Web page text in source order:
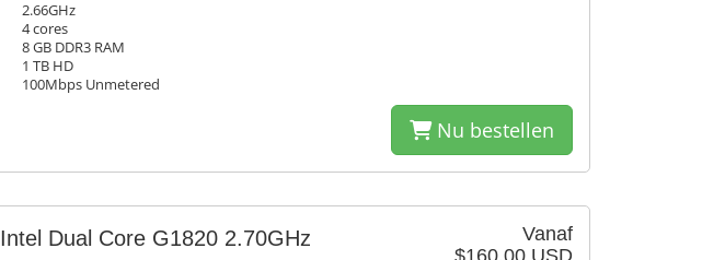
2.66GHz
4 cores
8 GB DDR3 RAM
1 TB HD
100Mbps Unmetered
Nu bestellen
Vanaf
$160.00 USD
Intel Dual Core G1820 2.70GHz